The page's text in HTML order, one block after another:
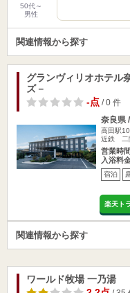
50代～
男性
関連情報から探す
グランヴィリオホテ
ズ－
-点/ 0 件
奈良県
高田駅
近鉄 二
営業時間
入浴料
宿泊
楽天ト
関連情報から探す
ワールド牧場 一乃湯